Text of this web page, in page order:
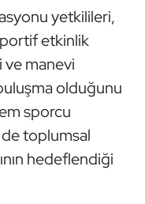
yetkilileri,
etkinlik
ve manevi
olduğunu
sporcu
toplumsal
hedeflendiği